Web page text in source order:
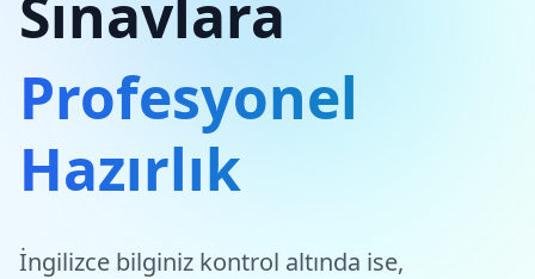
Sınavlara
Profesyonel
Hazırlık
İngilizce bilginiz kontrol altında ise,